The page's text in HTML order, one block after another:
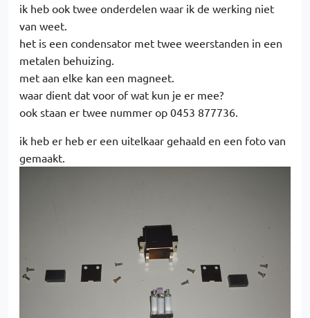
ik heb ook twee onderdelen waar ik de werking niet
van weet.
het is een condensator met twee weerstanden in een
metalen behuizing.
met aan elke kan een magneet.
waar dient dat voor of wat kun je er mee?
ook staan er twee nummer op 0453 877736.
ik heb er heb er een uitelkaar gehaald en een foto van
gemaakt.